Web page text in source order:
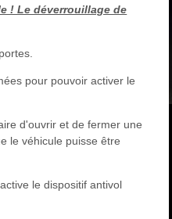
! Le déverrouillage de
pour pouvoir activer le
d'ouvrir et de fermer une
le véhicule puisse être
le dispositif antivol